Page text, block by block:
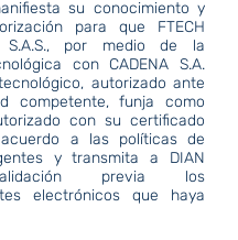
su conocimiento y
para que FTECH
S.A.S., por medio de la
con CADENA S.A.
autorizado ante
competente, funja como
con su certificado
a las políticas de
y transmita a DIAN
previa los
electrónicos que haya